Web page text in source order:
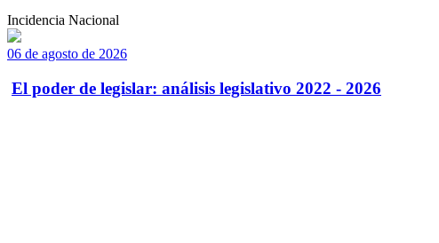
Incidencia Nacional
06 de agosto de 2026
El poder de legislar: análisis legislativo 2022 - 2026